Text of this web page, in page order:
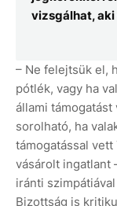
vizsgálhat,
– Ne felejtsük el,
pótlék, vagy ha
állami
sorolható, ha
támogatással
vásárolt ingatlant
iránti
Bizottság is